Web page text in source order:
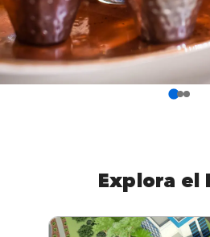
Explora el